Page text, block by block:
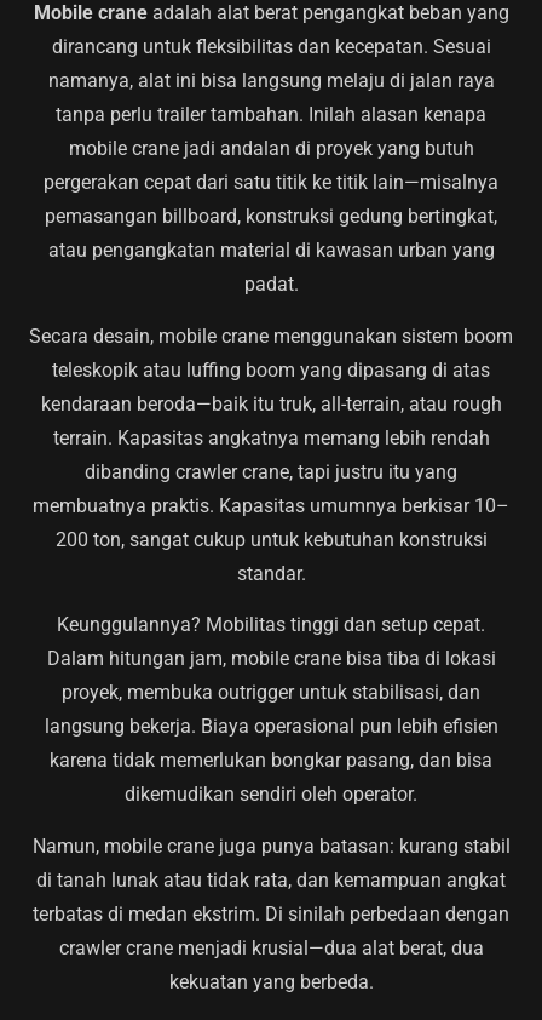
Mobile craneadalah alat berat pengangkat beban yang
dirancang untuk fleksibilitas dan kecepatan. Sesuai
namanya, alat ini bisa langsung melaju di jalan raya
tanpa perlu trailer tambahan. Inilah alasan kenapa
mobile crane jadi andalan di proyek yang butuh
pergerakan cepat dari satu titik ke titik lain—misalnya
pemasangan billboard, konstruksi gedung bertingkat,
atau pengangkatan material di kawasan urban yang
padat.
Secara desain, mobile crane menggunakan sistem boom
teleskopik atau luffing boom yang dipasang di atas
kendaraan beroda—baik itu truk, all-terrain, atau rough
terrain. Kapasitas angkatnya memang lebih rendah
dibanding crawler crane, tapi justru itu yang
membuatnya praktis. Kapasitas umumnya berkisar 10–
200 ton, sangat cukup untuk kebutuhan konstruksi
standar.
Keunggulannya? Mobilitas tinggi dan setup cepat.
Dalam hitungan jam, mobile crane bisa tiba di lokasi
proyek, membuka outrigger untuk stabilisasi, dan
langsung bekerja. Biaya operasional pun lebih efisien
karena tidak memerlukan bongkar pasang, dan bisa
dikemudikan sendiri oleh operator.
Namun, mobile crane juga punya batasan: kurang stabil
di tanah lunak atau tidak rata, dan kemampuan angkat
terbatas di medan ekstrim. Di sinilah perbedaan dengan
crawler crane menjadi krusial—dua alat berat, dua
kekuatan yang berbeda.